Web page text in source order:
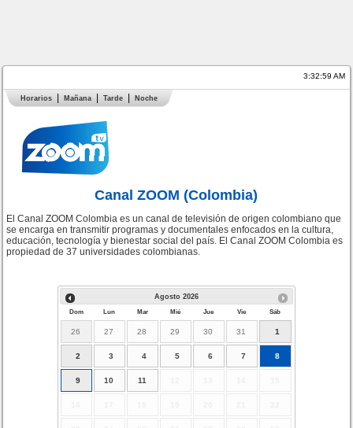
3:33:00 AM
Horarios Mañana Tarde Noche
Canal ZOOM (Colombia)
El Canal ZOOM Colombia es un canal de televisión de origen colombiano que
se encarga en transmitir programas y documentales enfocados en la cultura,
educación, tecnología y bienestar social del país. El Canal ZOOM Colombia es
propiedad de 37 universidades colombianas.
Agosto 2026
Dom Lun Mar Mié Jue Vie Sáb
26 27 28 29 30 31 1
2 3 4 5 6 7 8
9 10 11